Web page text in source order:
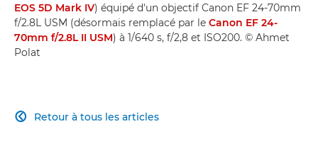
EOS 5D Mark IV) équipé d'un objectif Canon EF 24-70mm
f/2.8L USM (désormais remplacé par le Canon EF 24-
70mm f/2.8L II USM) à 1/640 s, f/2,8 et ISO200. © Ahmet
Polat
Retour à tous les articles
